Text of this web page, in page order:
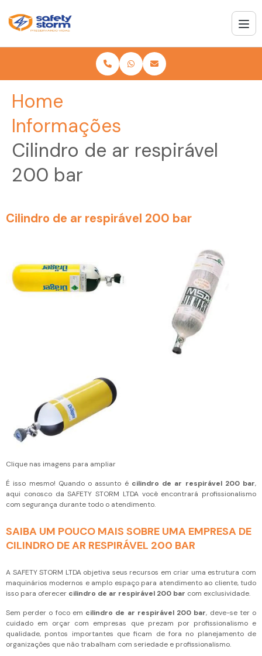
Home
Informações
Cilindro de ar respirável
200 bar
Cilindro de ar respirável 200 bar
Clique nas imagens para ampliar
É isso mesmo! Quando o assunto é cilindro de ar respirável 200 bar,
aqui conosco da SAFETY STORM LTDA você encontrará profissionalismo
com segurança durante todo o atendimento.
SAIBA UM POUCO MAIS SOBRE UMA EMPRESA DE
CILINDRO DE AR RESPIRÁVEL 200 BAR
A SAFETY STORM LTDA objetiva seus recursos em criar uma estrutura com
maquinários modernos e amplo espaço para atendimento ao cliente, tudo
isso para oferecer cilindro de ar respirável 200 bar com exclusividade.
Sem perder o foco em cilindro de ar respirável 200 bar, deve-se ter o
cuidado em orçar com empresas que prezam por profissionalismo e
qualidade, pontos importantes que ficam de fora no planejamento de
organizações que não trabalham com seriedade e profissionalismo.